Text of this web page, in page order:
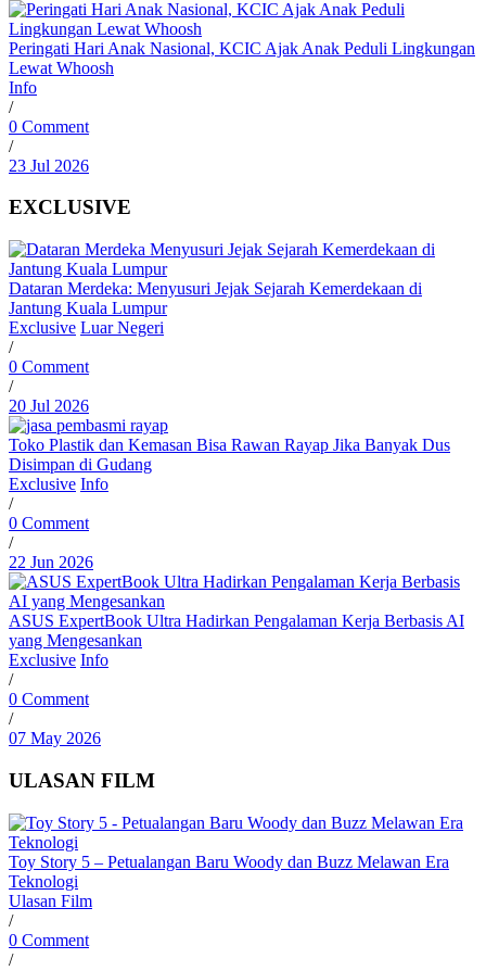
Peringati Hari Anak Nasional, KCIC Ajak Anak Peduli Lingkungan
Lewat Whoosh
Info
/
0 Comment
/
23 Jul 2026
EXCLUSIVE
Dataran Merdeka: Menyusuri Jejak Sejarah Kemerdekaan di
Jantung Kuala Lumpur
Exclusive Luar Negeri
/
0 Comment
/
20 Jul 2026
Toko Plastik dan Kemasan Bisa Rawan Rayap Jika Banyak Dus
Disimpan di Gudang
Exclusive Info
/
0 Comment
/
22 Jun 2026
ASUS ExpertBook Ultra Hadirkan Pengalaman Kerja Berbasis AI
yang Mengesankan
Exclusive Info
/
0 Comment
/
07 May 2026
ULASAN FILM
Toy Story 5 – Petualangan Baru Woody dan Buzz Melawan Era
Teknologi
Ulasan Film
/
0 Comment
/